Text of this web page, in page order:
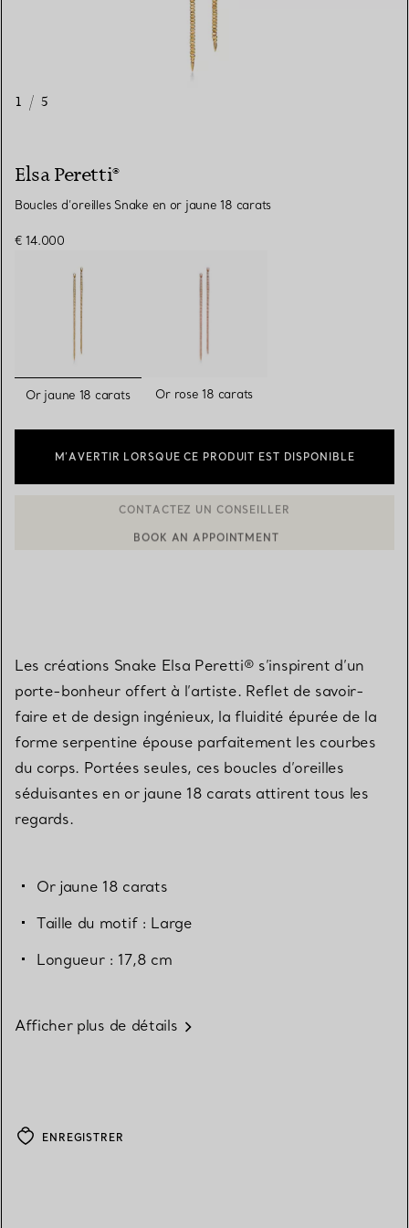
1 / 5
Elsa Peretti®
Boucles d’oreilles Snake en or jaune 18 carats
€ 14.000
sélectionnés
Or jaune 18 carats Or rose 18 carats
M’AVERTIR LORSQUE CE PRODUIT EST DISPONIBLE
Les créations Snake Elsa Peretti® s’inspirent d’un
porte-bonheur offert à l’artiste. Reflet de savoir-
faire et de design ingénieux, la fluidité épurée de la
forme serpentine épouse parfaitement les courbes
du corps. Portées seules, ces boucles d’oreilles
séduisantes en or jaune 18 carats attirent tous les
regards.
Or jaune 18 carats
Taille du motif : Large
Longueur : 17,8 cm
Afficher plus de détails
ENREGISTRER